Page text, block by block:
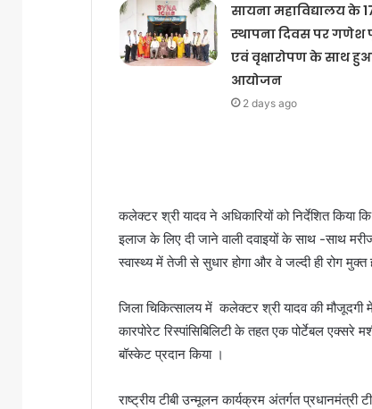
सायना महाविद्यालय के
स्थापना दिवस पर
एवं वृक्षारोपण के साथ
आयोजन
2 days ago
कलेक्टर श्री यादव ने अधिकारियों को निर्देशित किया
इलाज के लिए दी जाने वाली दवाइयों के साथ -साथ
स्वास्थ्य में तेजी से सुधार होगा और वे जल्दी ही रोग
जिला चिकित्सालय में कलेक्टर श्री यादव की मौजूदगी
कारपोरेट रिस्पांसिबिलिटी के तहत एक पोर्टेबल
बॉस्केट प्रदान किया ।
राष्ट्रीय टीबी उन्मूलन कार्यक्रम अंतर्गत